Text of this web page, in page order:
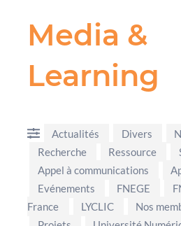
Media &
Learning
Actualités Divers
Recherche
Ressource
Appel à communications
Evénements
FNEGE
France
LYCLIC Nos